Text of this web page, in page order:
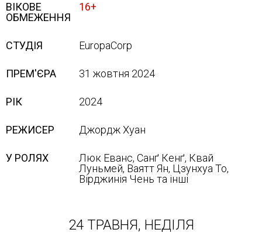
ВІКОВЕ
ОБМЕЖЕННЯ
16+
СТУДІЯ EuropaCorp
ПРЕМ'ЄРА 31 жовтня 2024
РІК 2024
РЕЖИСЕР Джордж Хуан
У РОЛЯХ
Люк Еванс, Санґ Кенґ, Квай
Луньмей, Ваятт Ян, Цзунхуа То,
Вірджинія Чень та інші
24 ТРАВНЯ, НЕДІЛЯ